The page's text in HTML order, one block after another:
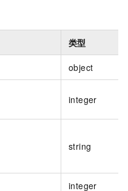
类型
object
integer
string
integer